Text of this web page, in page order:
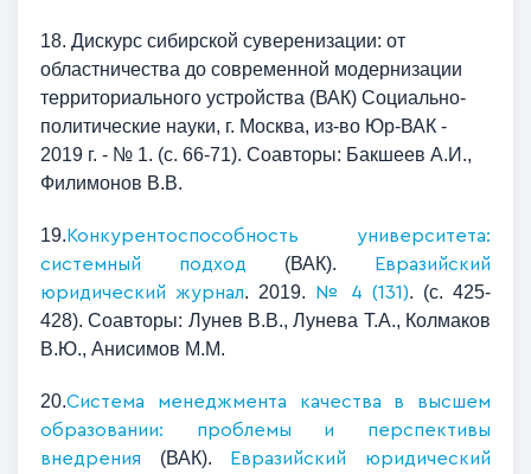
18. Дискурс сибирской суверенизации: от
областничества до современной модернизации
территориального устройства (ВАК) Социально-
политические науки, г. Москва, из-во Юр-ВАК -
2019 г. - № 1. (с. 66-71). Соавторы: Бакшеев А.И.,
Филимонов В.В.
19. Конкурентоспособность университета:
системный подход (ВАК).
Евразийский
юридический журнал. 2019. № 4 (131). (с. 425-
428). Соавторы: Лунев В.В., Лунева Т.А., Колмаков
В.Ю., Анисимов М.М.
20.Система менеджмента качества в высшем
образовании: проблемы и перспективы
внедрения
(ВАК).
Евразийский юридический